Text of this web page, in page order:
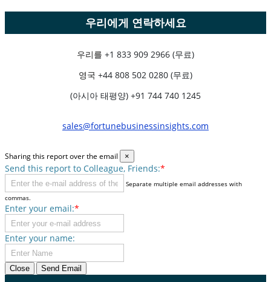
우리에게 연락하세요
우리를 +1 833 909 2966 (무료)
영국 +44 808 502 0280 (무료)
(아시아 태평양) +91 744 740 1245
sales@fortunebusinessinsights.com
Sharing this report over the email ×
Send this report to Colleague, Friends:*
Separate multiple email addresses with
commas.
Enter your email:*
Enter your name:
Close Send Email